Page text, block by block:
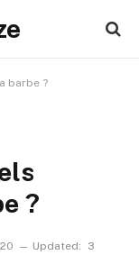
barbe ?
?
Updated:
3